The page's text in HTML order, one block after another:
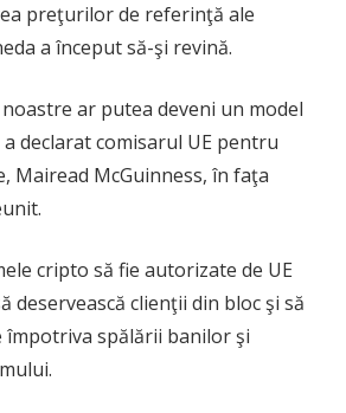
preţurilor de referinţă ale
a început să-şi revină.
ar putea deveni un model
declarat comisarul UE pentru
Mairead McGuinness, în faţa
cripto să fie autorizate de UE
deservească clienţii din bloc şi să
împotriva spălării banilor şi